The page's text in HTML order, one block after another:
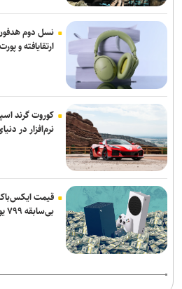
ارتقایافته و پورت USB-C عرضه شد
نرم‌افزار در
قیمت
بی‌سابقه ۷۹۹ یورو رسید